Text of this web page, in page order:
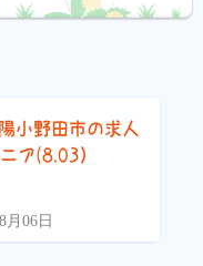
小野田市の求人
ア(8.03）
月06日